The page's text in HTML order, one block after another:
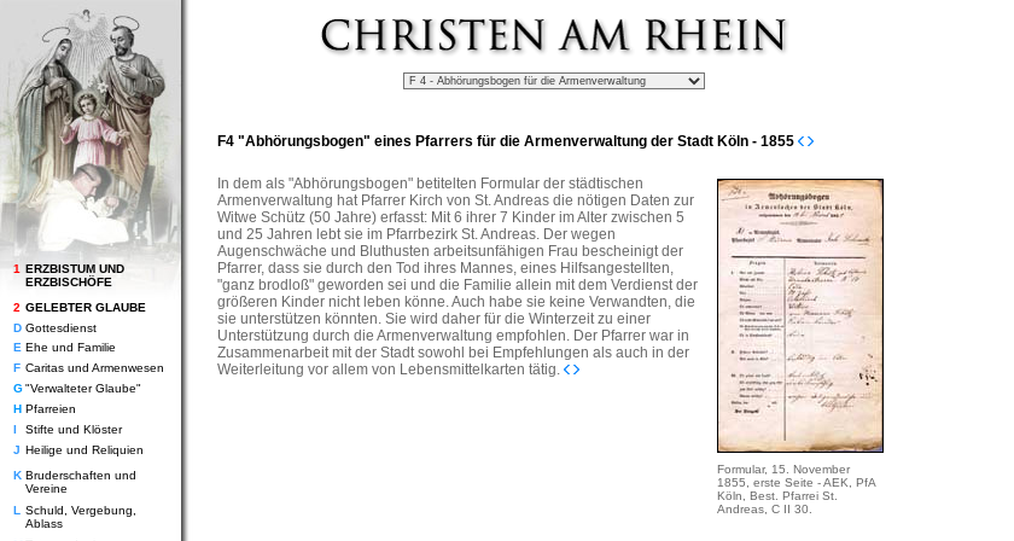
1 ERZBISTUM UND
ERZBISCHÖFE
2 GELEBTER GLAUBE
D Gottesdienst
E Ehe und Familie
F Caritas und Armenwesen
G"Verwalteter Glaube"
H Pfarreien
I
Stifte und Klöster
J Heilige und Reliquien
K Bruderschaften und
Vereine
L
Schuld, Vergebung,
Ablass
F4 "Abhörungsbogen" eines Pfarrers für die Armenverwaltung der Stadt Köln - 1855
In dem als "Abhörungsbogen" betitelten Formular der städtischen
Armenverwaltung hat Pfarrer Kirch von St. Andreas die nötigen Daten zur
Witwe Schütz (50 Jahre) erfasst: Mit 6 ihrer 7 Kinder im Alter zwischen 5
und 25 Jahren lebt sie im Pfarrbezirk St. Andreas. Der wegen
Augenschwäche und Bluthusten arbeitsunfähigen Frau bescheinigt der
Pfarrer, dass sie durch den Tod ihres Mannes, eines Hilfsangestellten,
"ganz brodloß" geworden sei und die Familie allein mit dem Verdienst der
größeren Kinder nicht leben könne. Auch habe sie keine Verwandten, die
sie unterstützen könnten. Sie wird daher für die Winterzeit zu einer
Unterstützung durch die Armenverwaltung empfohlen. Der Pfarrer war in
Zusammenarbeit mit der Stadt sowohl bei Empfehlungen als auch in der
Weiterleitung vor allem von Lebensmittelkarten tätig.
Formular, 15. November
1855, erste Seite - AEK, PfA
Köln, Best. Pfarrei St.
Andreas, C II 30.